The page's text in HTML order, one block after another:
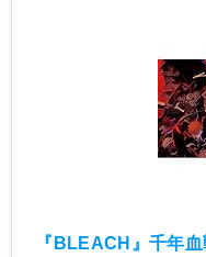
『BLEACH』千年